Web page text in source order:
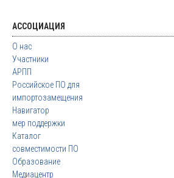
АССОЦИАЦИЯ
О нас
Участники
АРПП
Российское ПО для
импортозамещения
Навигатор
мер поддержки
Каталог
совместимости ПО
Образование
Медиацентр